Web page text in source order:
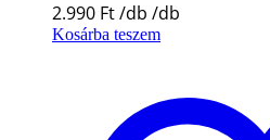
2.990 Ft
Kosárba teszem